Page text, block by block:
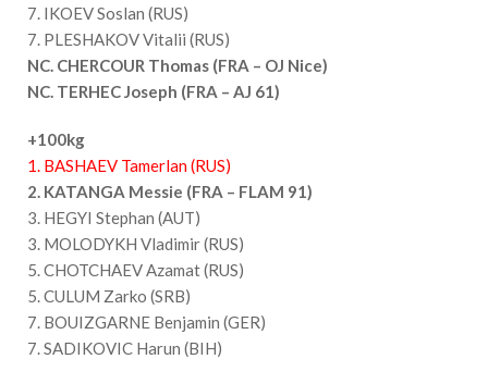
7. IKOEV Soslan (RUS)
7. PLESHAKOV Vitalii (RUS)
NC. CHERCOUR Thomas (FRA – OJ Nice)
NC. TERHEC Joseph (FRA – AJ 61)
+100kg
1. BASHAEV Tamerlan (RUS)
2. KATANGA Messie (FRA – FLAM 91)
3. HEGYI Stephan (AUT)
3. MOLODYKH Vladimir (RUS)
5. CHOTCHAEV Azamat (RUS)
5. CULUM Zarko (SRB)
7. BOUIZGARNE Benjamin (GER)
7. SADIKOVIC Harun (BIH)